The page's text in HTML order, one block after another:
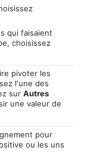
qui faisaient
choisissez
pivoter les
l'une des
surAutres
une valeur de
pour
ou les uns